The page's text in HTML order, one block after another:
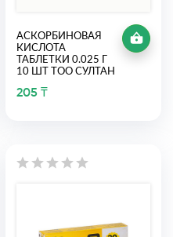
АСКОРБИНОВАЯ
КИСЛОТА
ТАБЛЕТКИ 0.025 Г
10 ШТ ТОО СУЛТАН
205 ₸